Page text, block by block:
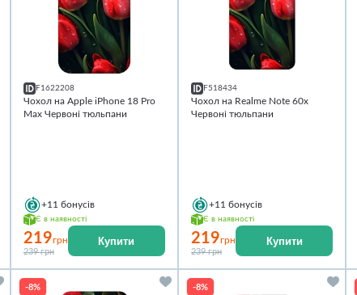
F1622208
Чохол на Apple iPhone 18 Pro
Max Червоні тюльпани
+11 бонусів
Є в наявності
219грн
239 грн
Купити
F518434
Чохол на Realme Note 60x
Червоні тюльпани
+11 бонусів
Є в наявності
219грн
239 грн
Купити
-8% -8%